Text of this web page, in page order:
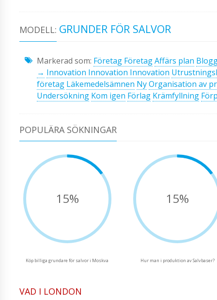
MODELL: GRUNDER FÖR SALVOR
Markerad som: Företag FöretagAffärs plan
→ Innovation Innovation Innovation
företag Läkemedelsämnen NyOrganisation av
Undersökning Kom igen Förlag Krämfyllning
POPULÄRA SÖKNINGAR
15%
Köp billiga grundare för salvor i Moskva
15%
Hur man i produktion av Salvbaser?
VAD I LONDON